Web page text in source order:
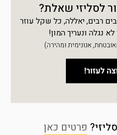
לסליזי שאלת?
רבים, יאללה, כל שקל עוזר
לא נגלה ונעריך המון!
פרטים כאן